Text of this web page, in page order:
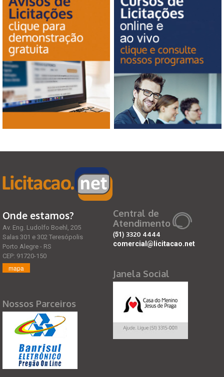
Onde estamos?
Av. Eng. Ludolfo Boehl, 205
Salas 301 e 302 Teresópolis
Porto Alegre - RS
CEP: 91720-150
mapa
Nossos Parceiros
Central de
Atendimento
(51) 3320 4444
comercial@licitacao.net
Janela Social